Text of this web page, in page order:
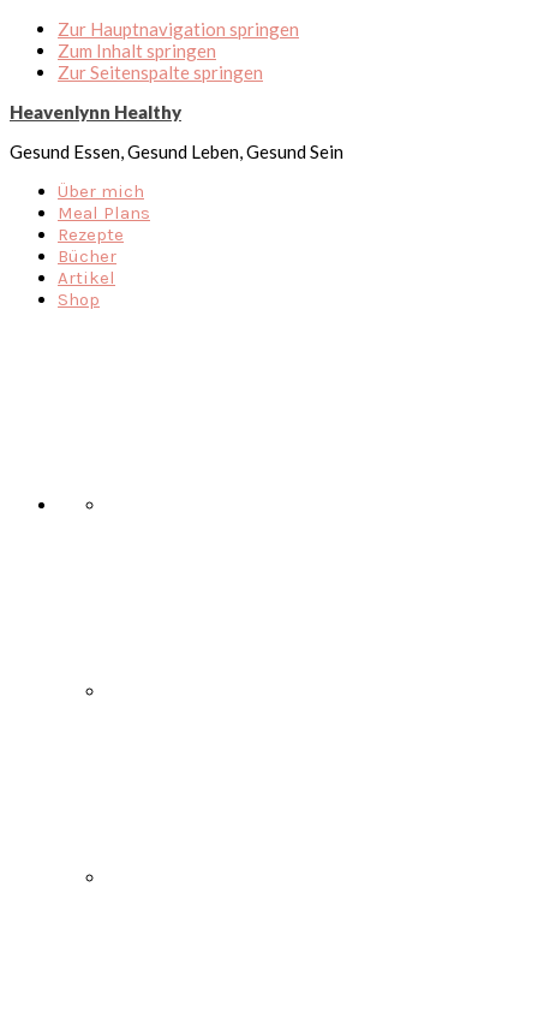
Zur Hauptnavigation springen
Zum Inhalt springen
Zur Seitenspalte springen
Heavenlynn Healthy
Gesund Essen, Gesund Leben, Gesund Sein
Über mich
Meal Plans
Rezepte
Bücher
Artikel
Shop